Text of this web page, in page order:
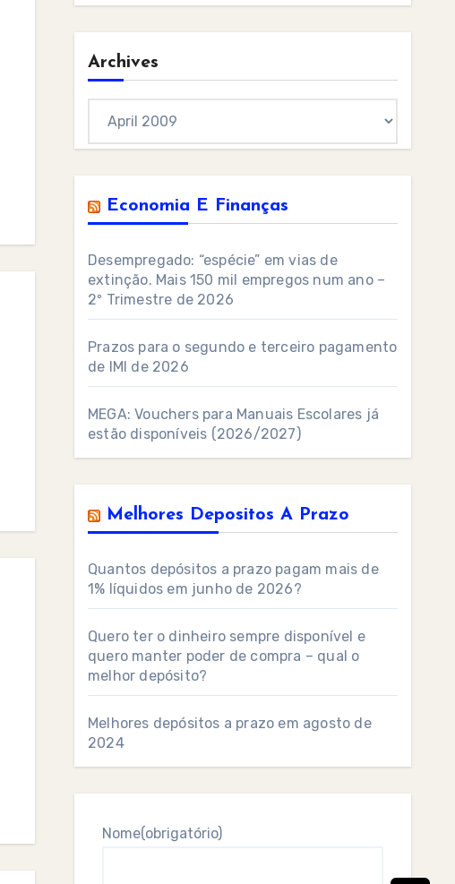
Archives
Economia E Finanças
Desempregado: “espécie” em vias de
extinção. Mais 150 mil empregos num ano –
2º Trimestre de 2026
Prazos para o segundo e terceiro pagamento
de IMI de 2026
MEGA: Vouchers para Manuais Escolares já
estão disponíveis (2026/2027)
Melhores Depositos A Prazo
Quantos depósitos a prazo pagam mais de
1% líquidos em junho de 2026?
Quero ter o dinheiro sempre disponível e
quero manter poder de compra – qual o
melhor depósito?
Melhores depósitos a prazo em agosto de
2024
Nome(obrigatório)